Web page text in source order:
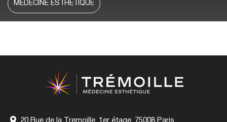
MÉDECINE ESTHÉTIQUE
20 Rue de la Tremoille, 1er étage, 75008 Paris